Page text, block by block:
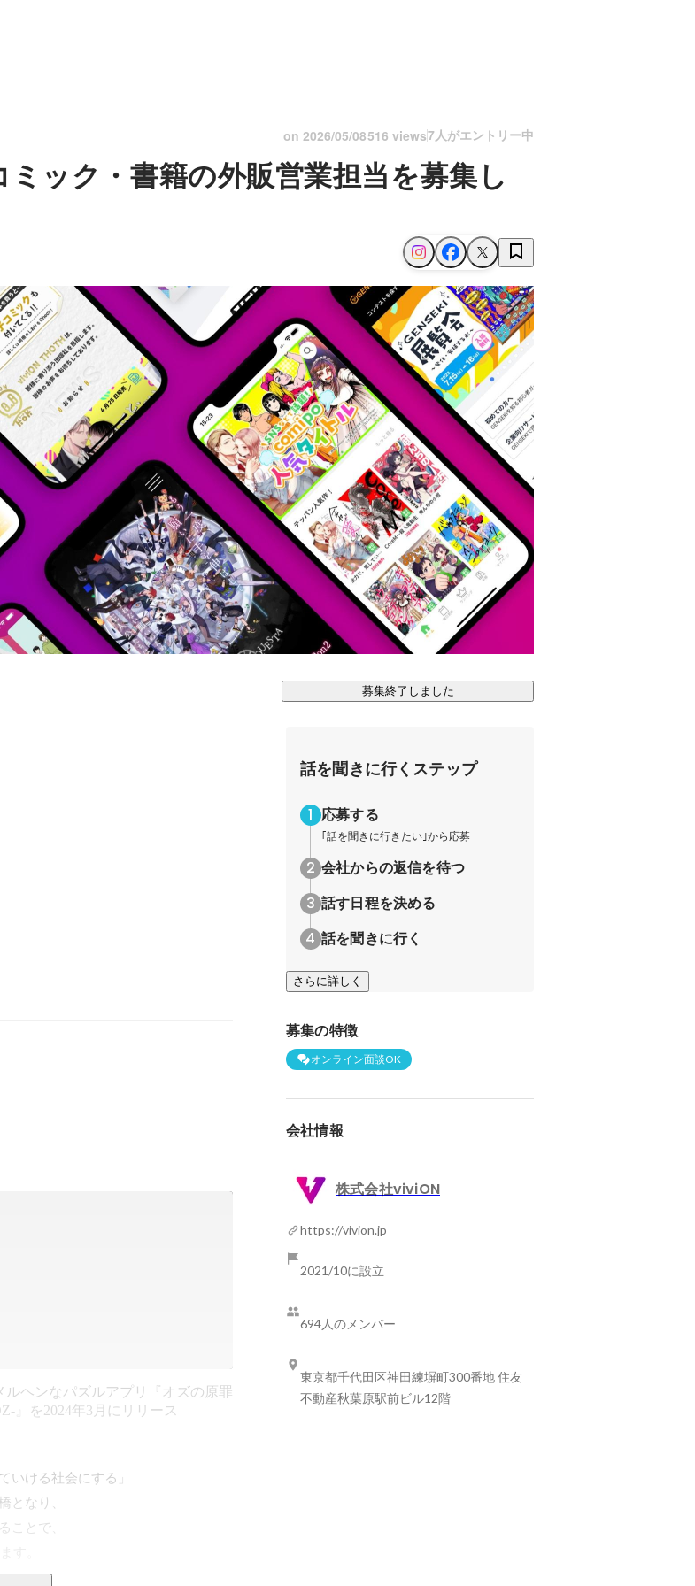
on 2026/05/08516 views7人がエントリー中
ック・書籍の外販営業担当を募集し
募集終了しました
ルヘンなパズルアプリ『オズの原罪
』を2024年3月にリリース
いける社会にする」
となり、
ことで、
話を聞きに行くステップ
応募する
｢話を聞きに行きたい｣から応募
会社からの返信を待つ
話す日程を決める
話を聞きに行く
さらに詳しく
募集の特徴
オンライン面談OK
会社情報
株式会社viviON
https://vivion.jp
2021/10に設立
694人のメンバー
東京都千代田区神田練塀町300番地 住友
不動産秋葉原駅前ビル12階